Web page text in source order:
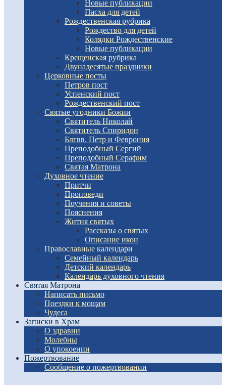
Новые публикации
Пасха для детей
Рождественская рубрика
Рождество для детей
Колядки Рождественские
Новые публикации
Крещенская рубрика
Двунадесятые праздники
Церковные посты
Петров пост
Успенский пост
Рождественский пост
Святые угодники Божии
Святитель Николай
Святитель Спиридон
Блгвв. Петр и Феврония
Преподобный Сергий
Преподобный Серафим
Святая Матрона
Духовное чтение
Притчи
Проповеди
Поучения и советы
Пояснения
Жития святых
Рассказы о святых
Описание икон
Православные календари
Семейный календарь
Детский календарь
Календарь духовного чтения
Святая Матрона
Написать письмо
Поездки к мощам
Чудеса
Записки в Храм
О здравии
Молебны
О упокоении
Пожертвование
Сообщение о пожертвовании